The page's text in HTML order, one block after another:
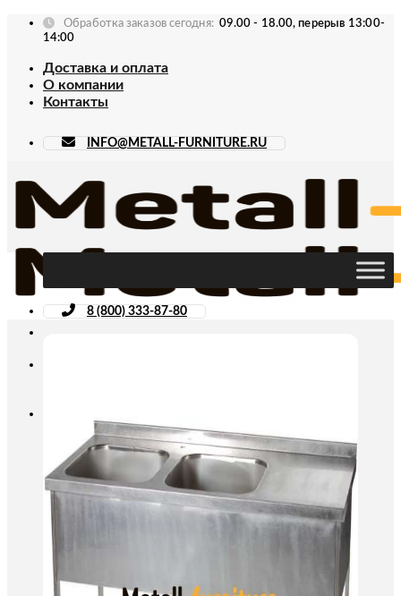
Skip
Обработка заказов сегодня: 09.00 - 18.00, перерыв 13:00-
14:00
Доставка и оплата
О компании
Контакты
INFO@METALL-FURNITURE.RU
8 (800) 333-87-80